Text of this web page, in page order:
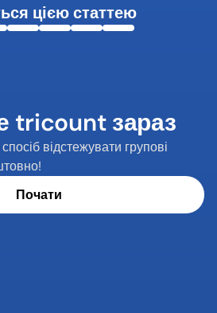
цією статтею
tricount зараз
відстежувати групові
Почати